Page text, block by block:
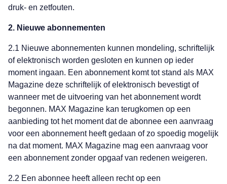
druk- en zetfouten.
2. Nieuwe abonnementen
2.1 Nieuwe abonnementen kunnen mondeling, schriftelijk
of elektronisch worden gesloten en kunnen op ieder
moment ingaan. Een abonnement komt tot stand als MAX
Magazine deze schriftelijk of elektronisch bevestigt of
wanneer met de uitvoering van het abonnement wordt
begonnen. MAX Magazine kan terugkomen op een
aanbieding tot het moment dat de abonnee een aanvraag
voor een abonnement heeft gedaan of zo spoedig mogelijk
na dat moment. MAX Magazine mag een aanvraag voor
een abonnement zonder opgaaf van redenen weigeren.
2.2 Een abonnee heeft alleen recht op een